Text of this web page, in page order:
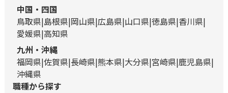
中国・四国
鳥取県 島根県 岡山県 広島県 山口県 徳島県 香川県
愛媛県 高知県
九州・沖縄
福岡県 佐賀県 長崎県 熊本県 大分県 宮崎県 鹿児島県
沖縄県
職種から探す